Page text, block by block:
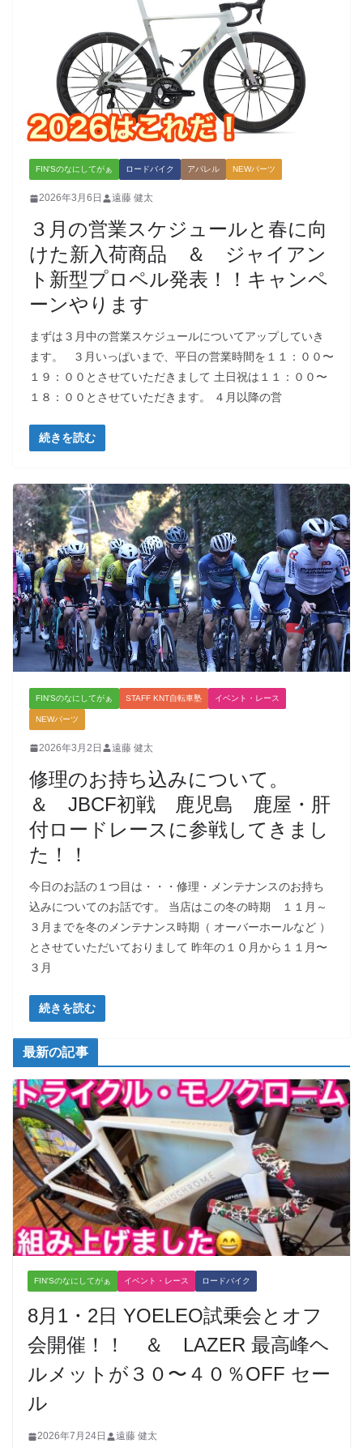
FIN'Sのなにしてがぁ ロードバイク アパレル NEWパーツ
2026年3月6日 遠藤 健太
３月の営業スケジュールと春に向
けた新入荷商品 ＆ ジャイアン
ト新型プロペル発表！！キャンペ
ーンやります
まずは３月中の営業スケジュールについてアップしていき
ます。 ３月いっぱいまで、平日の営業時間を１１：００〜
１９：００とさせていただきまして 土日祝は１１：００〜
１８：００とさせていただきます。 ４月以降の営
続きを読む
FIN'Sのなにしてがぁ STAFF KNT自転車塾 イベント・レース
NEWパーツ
2026年3月2日 遠藤 健太
修理のお持ち込みについて。
＆ JBCF初戦 鹿児島 鹿屋・肝
付ロードレースに参戦してきまし
た！！
今日のお話の１つ目は・・・修理・メンテナンスのお持ち
込みについてのお話です。 当店はこの冬の時期 １１月～
３月までを冬のメンテナンス時期（ オーバーホールなど ）
とさせていただいておりまして 昨年の１０月から１１月〜
３月
続きを読む
最新の記事
FIN'Sのなにしてがぁ イベント・レース ロードバイク
8月1・2日 YOELEO試乗会とオフ
会開催！！ ＆ LAZER 最高峰ヘ
ルメットが３０〜４０％OFF セー
ル
2026年7月24日 遠藤 健太